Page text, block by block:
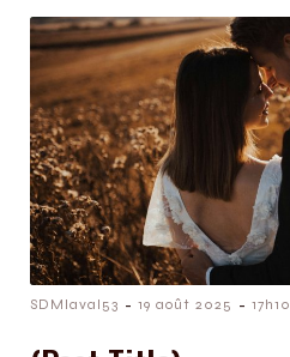
SDMlaval53 - 19 août 2025 - 17h10